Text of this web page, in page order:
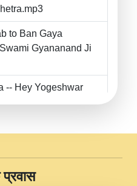
to Ban Gaya
Gyananand Ji
-- Hey Yogeshwar
Maharaj.mp3
BULAVE by Rasik